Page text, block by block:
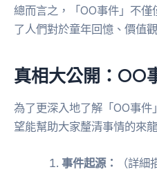
總而言之，「OO事件」不
了人們對於童年回憶、價值
真相大公開：OO
為了更深入地了解「OO事
望能幫助大家釐清事情的來
事件起源：
（詳